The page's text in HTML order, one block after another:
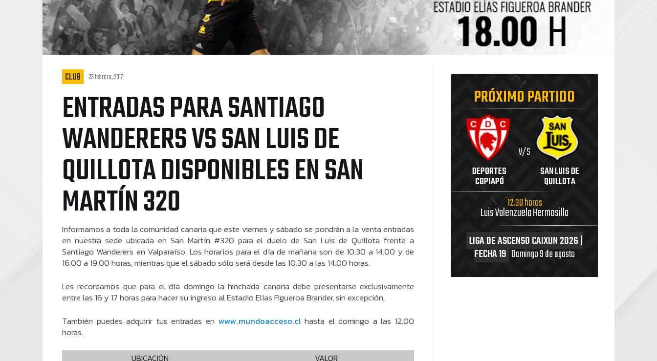
CLUB 23 febrero, 2017
ENTRADAS PARA SANTIAGO
WANDERERS VS SAN LUIS DE
QUILLOTA DISPONIBLES EN SAN
MARTÍN 320
Informamos a toda la comunidad canaria que este viernes y sábado se pondrán a la venta entradas
en nuestra sede ubicada en San Martín #320 para el duelo de San Luis de Quillota frente a
Santiago Wanderers en Valparaíso. Los horarios para el día de mañana son de 10.30 a 14.00 y de
16.00 a 19.00 horas, mientras que el sábado sólo será desde las 10.30 a las 14.00 horas.
Les recordamos que para el día domingo la hinchada canaria debe presentarse exclusivamente
entre las 16 y 17 horas para hacer su ingreso al Estadio Elías Figueroa Brander, sin excepción.
También puedes adquirir tus entradas en www.mundoacceso.clhasta el domingo a las 12.00
horas.
UBICACIÓN
VALOR
PRÓXIMO PARTIDO
DEPORTES
COPIAPÓ
V/S
SAN LUIS DE
QUILLOTA
12.30 horas
Luis Valenzuela Hermosilla
LIGA DE ASCENSO CAIXUN 2026 |
FECHA 19 Domingo 9 de agosto